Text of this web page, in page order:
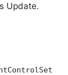
Update.